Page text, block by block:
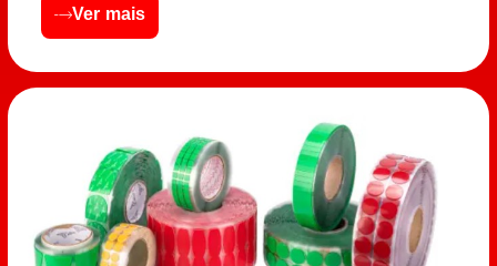
Ver mais